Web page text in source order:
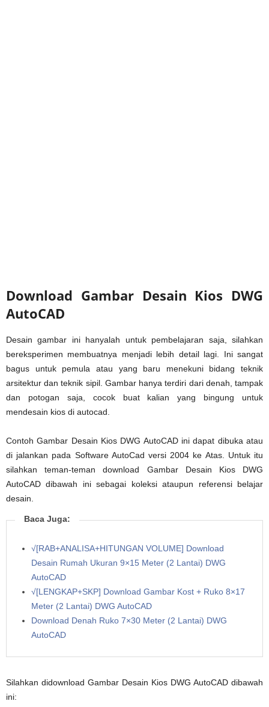
Download Gambar Desain Kios DWG
AutoCAD
Desain gambar ini hanyalah untuk pembelajaran saja, silahkan
bereksperimen membuatnya menjadi lebih detail lagi. Ini sangat
bagus untuk pemula atau yang baru menekuni bidang teknik
arsitektur dan teknik sipil. Gambar hanya terdiri dari denah, tampak
dan potogan saja, cocok buat kalian yang bingung untuk
mendesain kios di autocad.
Contoh Gambar Desain Kios DWG AutoCAD ini dapat dibuka atau
di jalankan pada Software AutoCad versi 2004 ke Atas. Untuk itu
silahkan teman-teman download Gambar Desain Kios DWG
AutoCAD dibawah ini sebagai koleksi ataupun referensi belajar
desain.
Baca Juga:
√[RAB+ANALISA+HITUNGAN VOLUME] Download
Desain Rumah Ukuran 9×15 Meter (2 Lantai) DWG
AutoCAD
√[LENGKAP+SKP] Download Gambar Kost + Ruko 8×17
Meter (2 Lantai) DWG AutoCAD
Download Denah Ruko 7×30 Meter (2 Lantai) DWG
AutoCAD
Silahkan didownload Gambar Desain Kios DWG AutoCAD dibawah
ini: